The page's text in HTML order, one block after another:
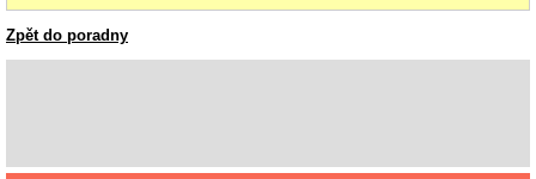
Zpět do poradny